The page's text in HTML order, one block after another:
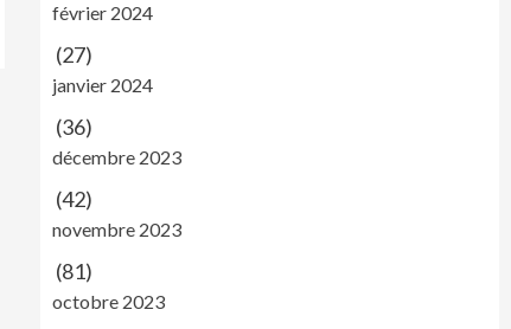
février 2024
(27)
janvier 2024
(36)
décembre 2023
(42)
novembre 2023
(81)
octobre 2023